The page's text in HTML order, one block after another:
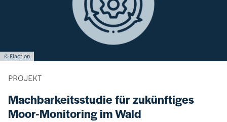
Lizenzinformationen einschließlich Urheberrecht
© Flaction
PROJEKT
Machbarkeitsstudie für zukünftiges
Moor-Monitoring im Wald